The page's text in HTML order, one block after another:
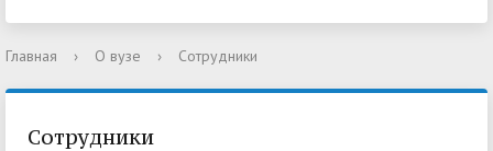
Главная › О вузе › Сотрудники
Сотрудники